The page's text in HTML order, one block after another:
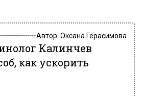
Автор: Оксана Герасимова
Калинчев
как ускорить